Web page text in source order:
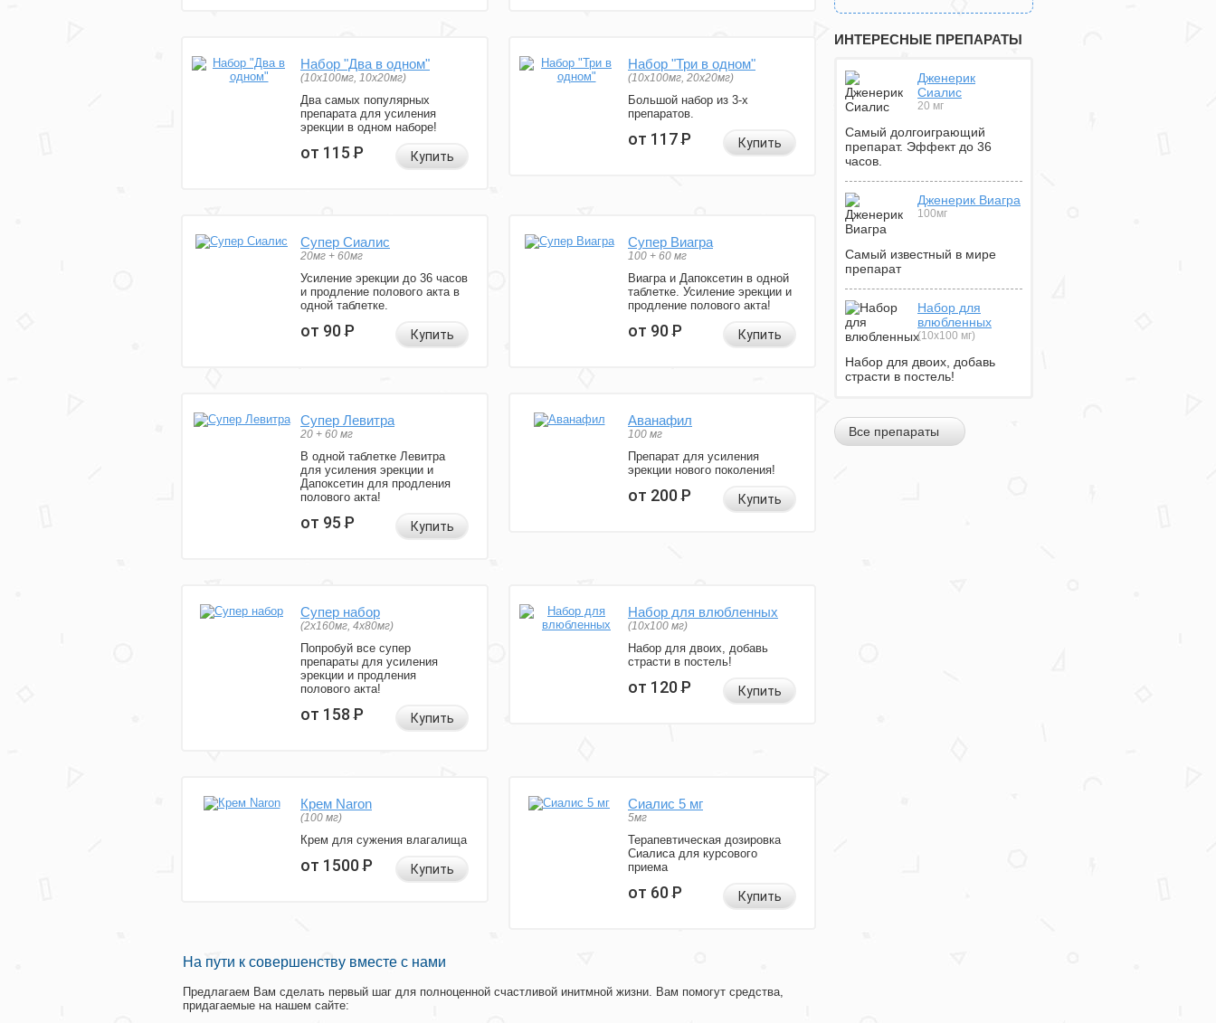
Набор "Два в одном"
(10x100мг, 10x20мг)
Два самых популярных
препарата для усиления
эрекции в одном наборе!
от 115Р Купить
Набор "Три в одном"
(10x100мг, 20x20мг)
Большой набор из 3-х
препаратов.
от 117Р Купить
Супер Сиалис
20мг + 60мг
Усиление эрекции до 36 часов
и продление полового акта в
одной таблетке.
от 90Р Купить
Супер Виагра
100 + 60 мг
Виагра и Дапоксетин в одной
таблетке. Усиление эрекции и
продление полового акта!
от 90Р Купить
Супер Левитра
20 + 60 мг
В одной таблетке Левитра
для усиления эрекции и
Дапоксетин для продления
полового акта!
от 95Р Купить
Аванафил
100 мг
Препарат для усиления
эрекции нового поколения!
от 200Р Купить
Супер набор
(2х160мг, 4х80мг)
Попробуй все супер
препараты для усиления
эрекции и продления
полового акта!
от 158Р Купить
Набор для влюбленных
(10х100 мг)
Набор для двоих, добавь
страсти в постель!
от 120Р Купить
Крем Naron
(100 мг)
Крем для сужения влагалища
от 1500Р Купить
Сиалис 5 мг
5мг
Терапевтическая дозировка
Сиалиса для курсового
приема
от 60Р Купить
На пути к совершенству вместе с нами
Предлагаем Вам сделать первый шаг для полноценной счастливой инитмной жизни. Вам помогут средства,
придагаемые на нашем сайте:
ИНТЕРЕСНЫЕ ПРЕПАРАТЫ
Дженерик
Сиалис
20 мг
Самый долгоиграющий
препарат. Эффект до 36
часов.
Дженерик Виагра
100мг
Самый известный в мире
препарат
Набор для
влюбленных
(10х100 мг)
Набор для двоих, добавь
страсти в постель!
Все препараты